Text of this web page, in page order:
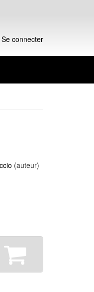
Se connecter
(auteur)